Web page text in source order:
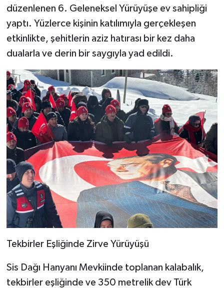
düzenlenen 6. Geleneksel Yürüyüşe ev sahipliği
yaptı. Yüzlerce kişinin katılımıyla gerçekleşen
etkinlikte, şehitlerin aziz hatırası bir kez daha
dualarla ve derin bir saygıyla yad edildi.
Tekbirler Eşliğinde Zirve Yürüyüşü
Sis Dağı Hanyanı Mevkiinde toplanan kalabalık,
tekbirler eşliğinde ve 350 metrelik dev Türk